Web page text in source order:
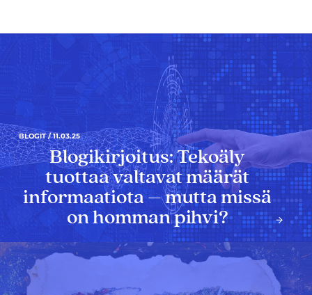
BLOGIT / 11.03.25
Blogikirjoitus: Tekoäly
tuottaa valtavat määrät
informaatiota – mutta missä
on homman pihvi?